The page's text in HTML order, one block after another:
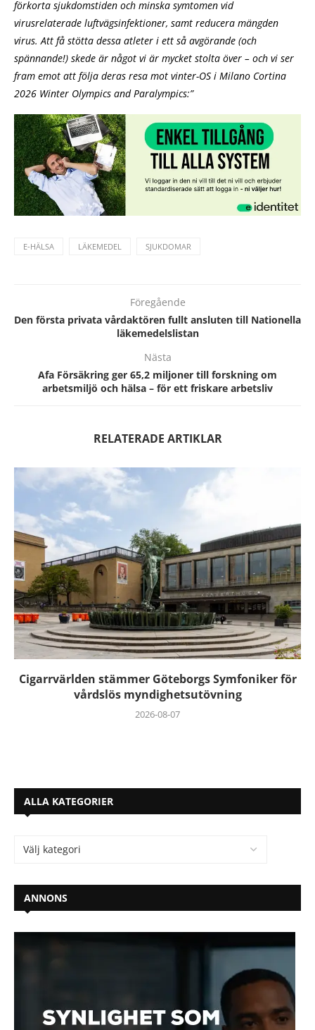
förkorta sjukdomstiden och minska symtomen vid
virusrelaterade luftvägsinfektioner, samt reducera mängden
virus. Att få stötta dessa atleter i ett så avgörande (och
spännande!) skede är något vi är mycket stolta över – och vi ser
fram emot att följa deras resa mot vinter-OS i Milano Cortina
2026 Winter Olympics and Paralympics:”
E-HÄLSA LÄKEMEDEL SJUKDOMAR
Föregående
Den första privata vårdaktören fullt ansluten till Nationella
läkemedelslistan
Nästa
Afa Försäkring ger 65,2 miljoner till forskning om
arbetsmiljö och hälsa – för ett friskare arbetsliv
RELATERADE ARTIKLAR
Cigarrvärlden stämmer Göteborgs Symfoniker för
vårdslös myndighetsutövning
2026-08-07
ALLA KATEGORIER
ANNONS